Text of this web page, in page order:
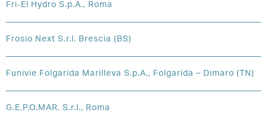
Fri-El Hydro S.p.A., Roma
Frosio Next S.r.l. Brescia (BS)
Funivie Folgarida Marilleva S.p.A., Folgarida – Dimaro (TN)
G.E.P.O.MAR. S.r.l., Roma